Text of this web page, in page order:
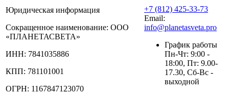
Юридическая информация
Сокращенное наименование: ООО
«ПЛАНЕТАСВЕТА»
ИНН: 7841035886
КПП: 781101001
ОГРН: 1167847123070
+7 (812) 425-33-73
Email:
info@planetasveta.pro
График работы
Пн-Чт: 9:00 -
18:00, Пт: 9.00-
17.30, Сб-Вс -
выходной